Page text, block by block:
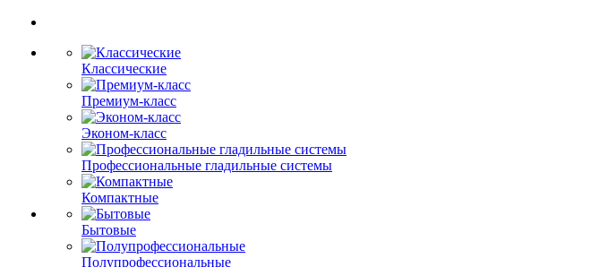
Классические
Премиум-класс
Эконом-класс
Профессиональные гладильные системы
Компактные
Бытовые
Полупрофессиональные